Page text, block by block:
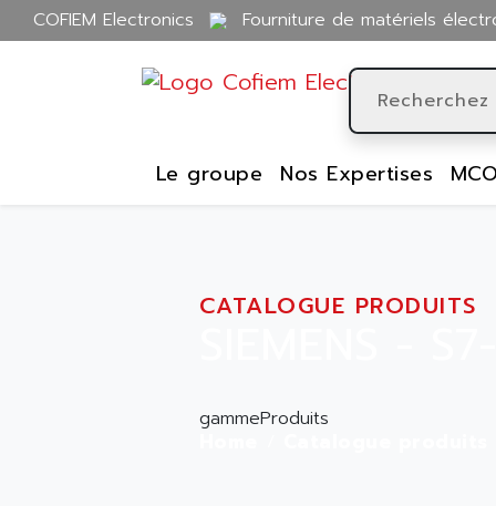
COFIEM Electronics Fourniture de matériels
Le groupe Nos Expertises
CATALOGUE PRODUITS
gammeProduits